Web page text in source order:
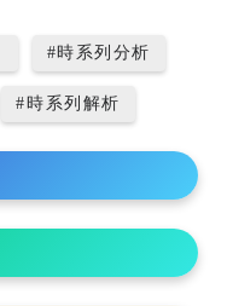
# 時系列分析
# 時系列解析